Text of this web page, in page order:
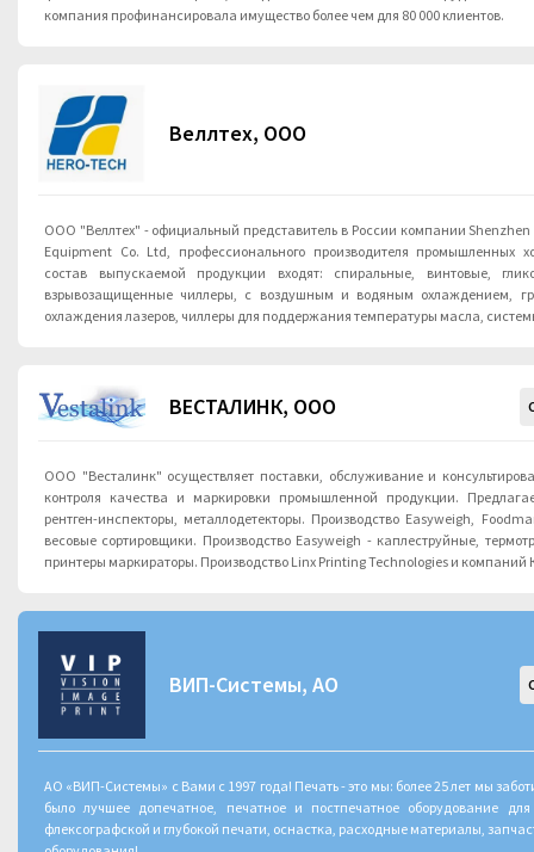
компания профинансировала имущество более чем для 80 000 клиентов.
Веллтех, ООО
ООО "Веллтех" - официальный представитель в России компании Shenzhen
Equipment Co. Ltd, профессионального производителя промышленных
состав выпускаемой продукции входят: спиральные, винтовые,
взрывозащищенные чиллеры, с воздушным и водяным охлаждением,
охлаждения лазеров, чиллеры для поддержания температуры масла,
ВЕСТАЛИНК, ООО
ООО "Весталинк" осуществляет поставки, обслуживание и
контроля качества и маркировки промышленной продукции. Предлагаемое оборудование: -
рентген-инспекторы, металлодетекторы. Производство Easyweigh,
весовые сортировщики. Производство Easyweigh - каплеструйные,
принтеры маркираторы. Производство Linx Printing Technologies и компаний
ВИП-Системы, АО
АО «ВИП-Системы» с Вами с 1997 года! Печать - это мы: более 25 лет мы
было лучшее допечатное, печатное и постпечатное оборудование
флексографской и глубокой печати, оснастка, расходные материалы,